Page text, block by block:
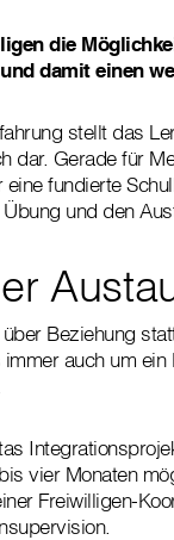
die
damit einen
stellt das
dar. Gerade für
fundierte
und den
Beziehung
auch um
vier Monaten
Freiwilligen-